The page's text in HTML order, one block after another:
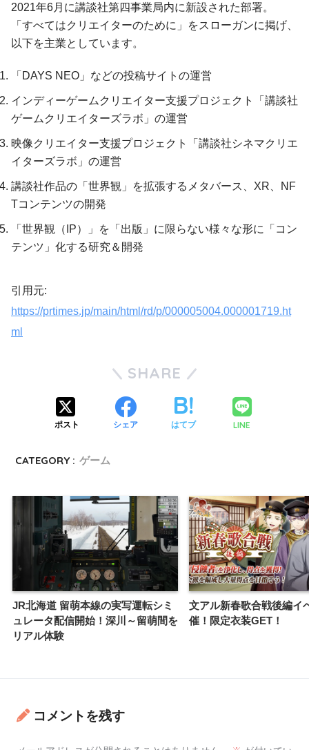
2021年6月に講談社第四事業局内に新設された部署。
「すべてはクリエイターのために」をスローガンに掲げ、
以下を主業としています。
「DAYS NEO」などの投稿サイトの運営
インディーゲームクリエイター支援プロジェクト「講談社
ゲームクリエイターズラボ」の運営
映像クリエイター支援プロジェクト「講談社シネマクリエ
イターズラボ」の運営
講談社作品の「世界観」を拡張するメタバース、XR、NF
Tコンテンツの開発
「世界観（IP）」を「出版」に限らない様々な形に「コン
テンツ」化する研究＆開発
引用元:
https://prtimes.jp/main/html/rd/p/000005004.000001719.ht
ml
SHARE
ポスト シェア はてブ LINE
CATEGORY : ゲーム
JR北海道 留萌本線の実写運転シミ
ュレータ配信開始！深川～留萌間を
リアル体験
文アル新春歌合戦後編イ
催！限定衣装GET！
コメントを残す